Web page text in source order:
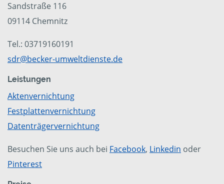
Sandstraße 116
09114 Chemnitz
Tel.: 03719160191
sdr@becker-umweltdienste.de
Leistungen
Aktenvernichtung
Festplattenvernichtung
Datenträgervernichtung
Besuchen Sie uns auch bei Facebook, Linkedin oder
Pinterest